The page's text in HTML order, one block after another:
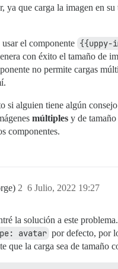
ya que carga la imagen en su
el componente {{uppy-
con éxito el tamaño de
no permite cargas
si alguien tiene algún
múltiples y de
componentes.
6 Julio, 2022 19:27
2
la solución a este
avatar por defecto, por
que la carga sea de tamaño